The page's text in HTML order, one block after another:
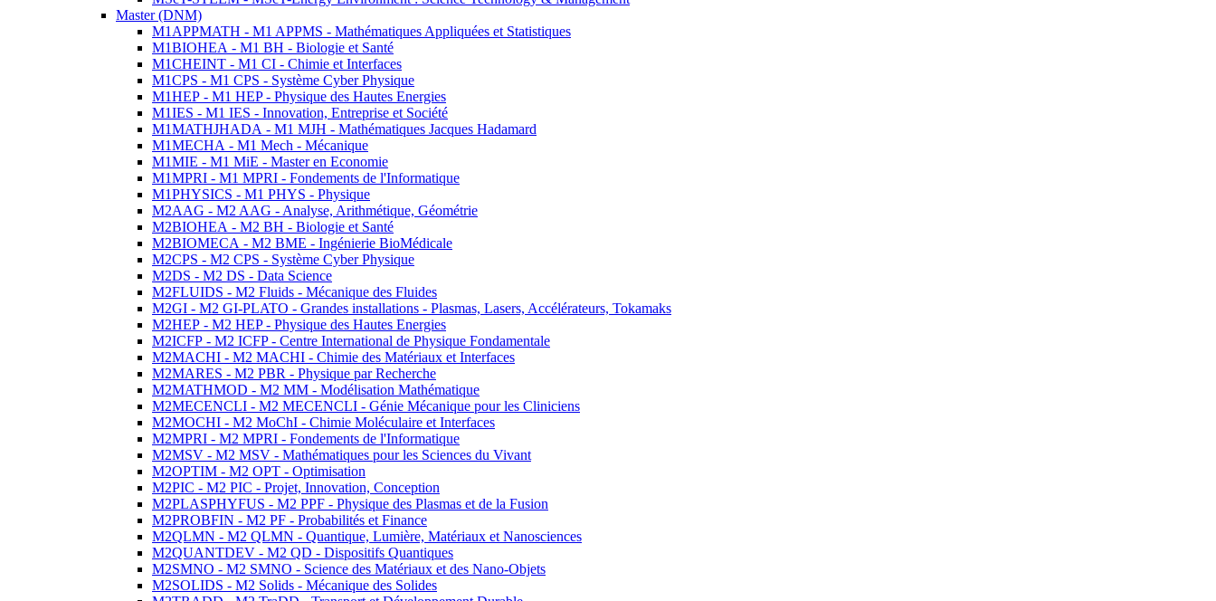
Master (DNM)
M1APPMATH - M1 APPMS - Mathématiques Appliquées et Statistiques
M1BIOHEA - M1 BH - Biologie et Santé
M1CHEINT - M1 CI - Chimie et Interfaces
M1CPS - M1 CPS - Système Cyber Physique
M1HEP - M1 HEP - Physique des Hautes Energies
M1IES - M1 IES - Innovation, Entreprise et Société
M1MATHJHADA - M1 MJH - Mathématiques Jacques Hadamard
M1MECHA - M1 Mech - Mécanique
M1MIE - M1 MiE - Master en Economie
M1MPRI - M1 MPRI - Fondements de l'Informatique
M1PHYSICS - M1 PHYS - Physique
M2AAG - M2 AAG - Analyse, Arithmétique, Géométrie
M2BIOHEA - M2 BH - Biologie et Santé
M2BIOMECA - M2 BME - Ingénierie BioMédicale
M2CPS - M2 CPS - Système Cyber Physique
M2DS - M2 DS - Data Science
M2FLUIDS - M2 Fluids - Mécanique des Fluides
M2GI - M2 GI-PLATO - Grandes installations - Plasmas, Lasers, Accélérateurs, Tokamaks
M2HEP - M2 HEP - Physique des Hautes Energies
M2ICFP - M2 ICFP - Centre International de Physique Fondamentale
M2MACHI - M2 MACHI - Chimie des Matériaux et Interfaces
M2MARES - M2 PBR - Physique par Recherche
M2MATHMOD - M2 MM - Modélisation Mathématique
M2MECENCLI - M2 MECENCLI - Génie Mécanique pour les Cliniciens
M2MOCHI - M2 MoChI - Chimie Moléculaire et Interfaces
M2MPRI - M2 MPRI - Fondements de l'Informatique
M2MSV - M2 MSV - Mathématiques pour les Sciences du Vivant
M2OPTIM - M2 OPT - Optimisation
M2PIC - M2 PIC - Projet, Innovation, Conception
M2PLASPHYFUS - M2 PPF - Physique des Plasmas et de la Fusion
M2PROBFIN - M2 PF - Probabilités et Finance
M2QLMN - M2 QLMN - Quantique, Lumière, Matériaux et Nanosciences
M2QUANTDEV - M2 QD - Dispositifs Quantiques
M2SMNO - M2 SMNO - Science des Matériaux et des Nano-Objets
M2SOLIDS - M2 Solids - Mécanique des Solides